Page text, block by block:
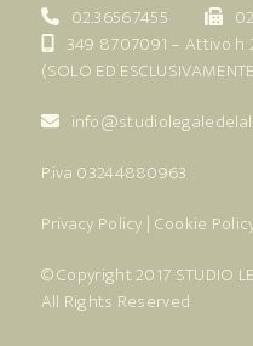
02.36567455
349 8707091 – Attivo h
(SOLO ED
P.iva 03244880963
Privacy Policy | Cookie
© Copyright 2017 STUDIO
All Rights Reserved